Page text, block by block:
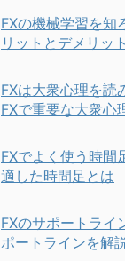
FXの機械学習を知
リットとデメリッ
FXは大衆心理を読
FXで重要な大衆心
FXでよく使う時間
適した時間足とは
FXのサポートライ
ポートラインを解